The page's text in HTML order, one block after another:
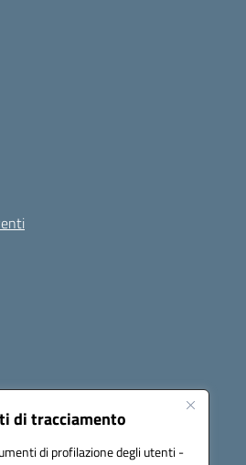
di tracciamento
di profilazione degli utenti -